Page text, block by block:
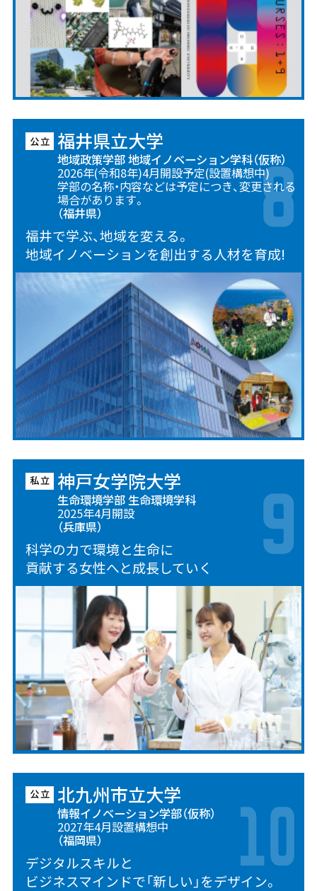
福井県立大学
地域政策学部 地域イノベーション学科（仮称）
2026年(令和8年)4月開設予定(設置構想中)
学部の名称・内容などは予定につき、変更される
場合があります。
（福井県）
福井で学ぶ、地域を変える。
地域イノベーションを創出する人材を育成!
神戸女学院大学
生命環境学部 生命環境学科
2025年4月開設
（兵庫県）
科学の力で環境と生命に
貢献する女性へと成長していく
北九州市立大学
情報イノベーション学部（仮称）
2027年4月設置構想中
（福岡県）
デジタルスキルと
ビジネスマインドで「新しい」をデザイン。